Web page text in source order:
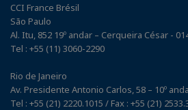
CCI France Brésil
São Paulo
Al. Itu, 852 19º andar – Cerqueira César -
Tel : +55 (11) 3060-2290
Rio de Janeiro
Av. Presidente Antonio Carlos, 58 – 10º
Tel : +55 (21) 2220.1015 / Fax : +55 (21)